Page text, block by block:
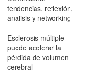
tendencias, reflexión,
análisis y networking
Esclerosis múltiple
puede acelerar la
pérdida de volumen
cerebral